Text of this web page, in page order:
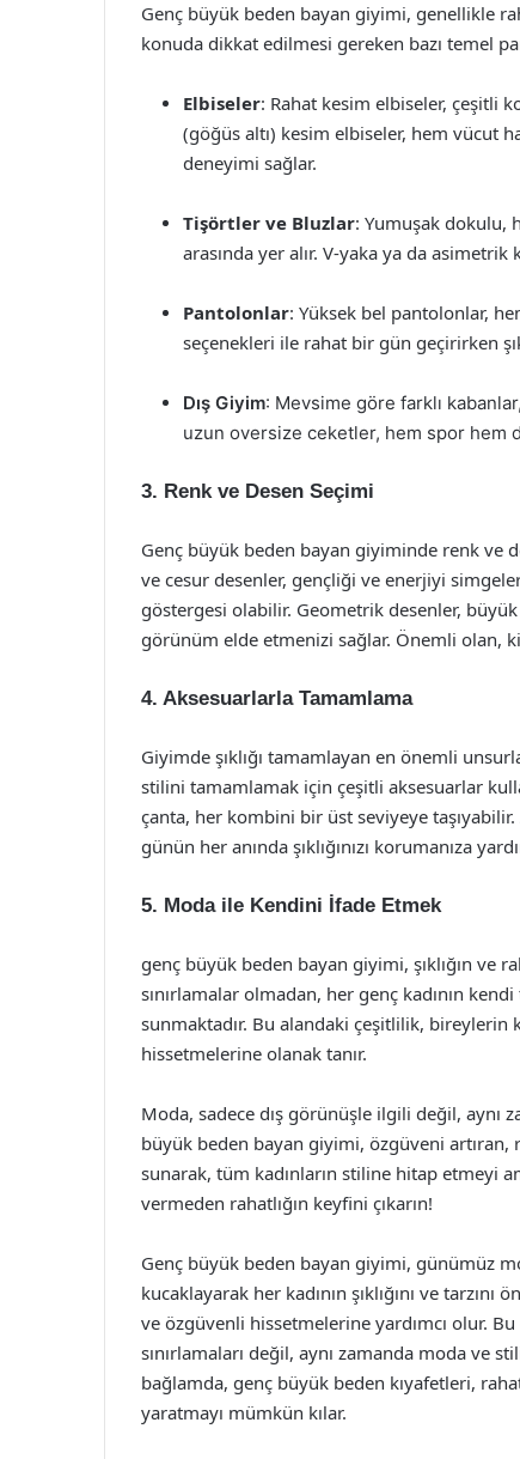
Genç büyük beden bayan giyimi, genellikle
konuda dikkat edilmesi gereken bazı temel
Elbiseler: Rahat kesim elbiseler, çeşitli
(göğüs altı) kesim elbiseler, hem vücut
deneyimi sağlar.
Tişörtler ve Bluzlar: Yumuşak dokulu,
arasında yer alır. V-yaka ya da asimetrik
Pantolonlar: Yüksek bel pantolonlar,
seçenekleri ile rahat bir gün geçirirken
Dış Giyim: Mevsime göre farklı
uzun oversize ceketler, hem spor hem
3. Renk ve Desen Seçimi
Genç büyük beden bayan giyiminde renk ve
ve cesur desenler, gençliği ve enerjiyi
göstergesi olabilir. Geometrik desenler,
görünüm elde etmenizi sağlar. Önemli olan,
4. Aksesuarlarla Tamamlama
Giyimde şıklığı tamamlayan en önemli
stilini tamamlamak için çeşitli aksesuarlar
çanta, her kombini bir üst seviyeye
günün her anında şıklığınızı korumanıza
5. Moda ile Kendini İfade Etmek
genç büyük beden bayan giyimi, şıklığın ve
sınırlamalar olmadan, her genç kadının
sunmaktadır. Bu alandaki çeşitlilik,
hissetmelerine olanak tanır.
Moda, sadece dış görünüşle ilgili değil,
büyük beden bayan giyimi, özgüveni
sunarak, tüm kadınların stiline hitap etmeyi
vermeden rahatlığın keyfini çıkarın!
Genç büyük beden bayan giyimi, günümüz
kucaklayarak her kadının şıklığını ve
ve özgüvenli hissetmelerine yardımcı olur.
sınırlamaları değil, aynı zamanda moda ve
bağlamda, genç büyük beden kıyafetleri,
yaratmayı mümkün kılar.